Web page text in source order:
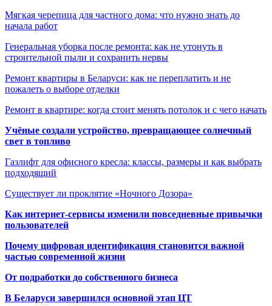
Мягкая черепица для частного дома: что нужно знать до
начала работ
Генеральная уборка после ремонта: как не утонуть в
строительной пыли и сохранить нервы
Ремонт квартиры в Беларуси: как не переплатить и не
пожалеть о выборе отделки
Ремонт в квартире: когда стоит менять потолок и с чего начать
Учёные создали устройство, превращающее солнечный
свет в топливо
Газлифт для офисного кресла: классы, размеры и как выбрать
подходящий
Существует ли проклятие «Ночного Дозора»
Как интернет-сервисы изменили повседневные привычки
пользователей
Почему цифровая идентификация становится важной
частью современной жизни
От подработки до собственного бизнеса
В Беларуси завершился основной этап ЦТ